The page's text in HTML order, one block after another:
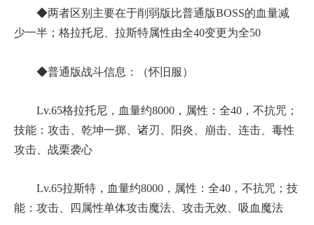
◆两者区别主要在于削弱版比普通版BOSS的血量减
少一半；格拉托尼、拉斯特属性由全40变更为全50
◆普通版战斗信息：（怀旧服）
Lv.65格拉托尼，血量约8000，属性：全40，不抗咒；
技能：攻击、乾坤一掷、诸刃、阳炎、崩击、连击、毒性
攻击、战栗袭心
Lv.65拉斯特，血量约8000，属性：全40，不抗咒；技
能：攻击、四属性单体攻击魔法、攻击无效、吸血魔法